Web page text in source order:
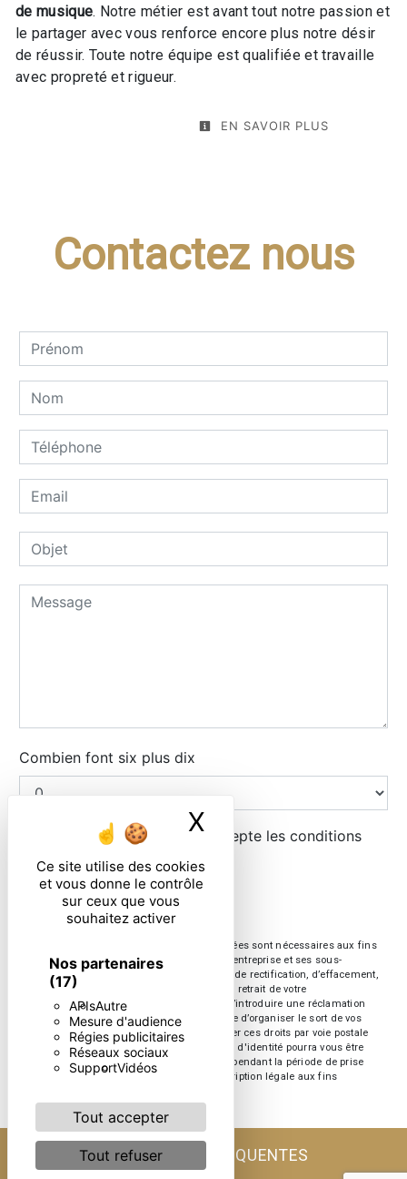
Ce site utilise des cookies
et vous donne le contrôle
sur ceux que vous
souhaitez activer
Nos partenaires
(17)
APIsAutre
Mesure d'audience
Régies publicitaires
Réseaux sociaux
SupportVidéos
Tout accepter
Tout refuser
X Masquer le
de musique. Notre métier est avant tout notre passion et
le partager avec vous renforce encore plus notre désir
de réussir. Toute notre équipe est qualifiée et travaille
avec propreté et rigueur.
EN SAVOIR PLUS
Contactez nous
Combien font six plus dix
En cochant cette case, j'accepte les conditions
particulières ci-dessous **
ENVOYER
** Les données personnelles communiquées sont nécessaires aux fins
de vous contacter. Elles sont destinées à l'entreprise et ses sous-
traitants. Vous disposez de droits d’accès, de rectification, d’effacement,
de portabilité, de limitation, d’opposition, de retrait de votre
consentement à tout moment et du droit d’introduire une réclamation
auprès d’une autorité de contrôle, ainsi que d’organiser le sort de vos
données post-mortem. Vous pouvez exercer ces droits par voie postale
ou par courrier électronique. Un justificatif d'identité pourra vous être
demandé. Nous conservons vos données pendant la période de prise
de contact puis pendant la durée de prescription légale aux fins
RECHERCHES FRÉQUENTES